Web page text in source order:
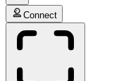
Connect